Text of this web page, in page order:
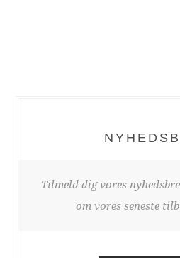
Tilmeld dig vores
om vores seneste